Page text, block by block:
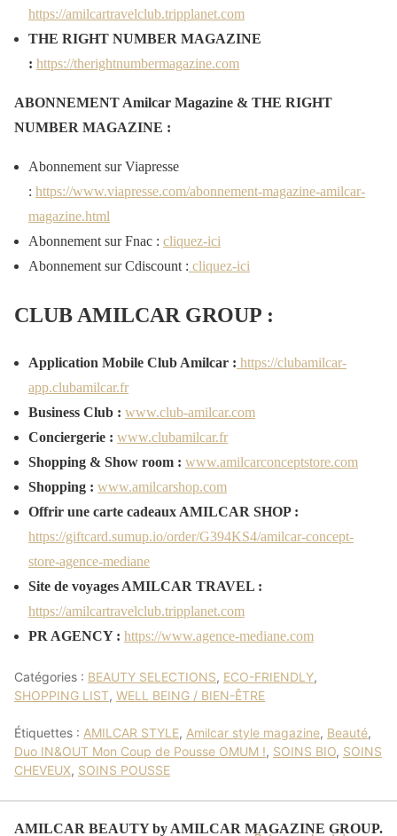
https://amilcartravelclub.tripplanet.com
THE RIGHT NUMBER MAGAZINE
: https://therightnumbermagazine.com
ABONNEMENT Amilcar Magazine & THE RIGHT
NUMBER MAGAZINE :
Abonnement sur Viapresse
: https://www.viapresse.com/abonnement-magazine-amilcar-
magazine.html
Abonnement sur Fnac : cliquez-ici
Abonnement sur Cdiscount : cliquez-ici
CLUB AMILCAR GROUP :
Application Mobile Club Amilcar : https://clubamilcar-
app.clubamilcar.fr
Business Club : www.club-amilcar.com
Conciergerie : www.clubamilcar.fr
Shopping & Show room : www.amilcarconceptstore.com
Shopping : www.amilcarshop.com
Offrir une carte cadeaux AMILCAR SHOP :
https://giftcard.sumup.io/order/G394KS4/amilcar-concept-
store-agence-mediane
Site de voyages AMILCAR TRAVEL :
https://amilcartravelclub.tripplanet.com
PR AGENCY : https://www.agence-mediane.com
Catégories : BEAUTY SELECTIONS, ECO-FRIENDLY,
SHOPPING LIST, WELL BEING / BIEN-ÊTRE
Étiquettes : AMILCAR STYLE, Amilcar style magazine, Beauté,
Duo IN&OUT Mon Coup de Pousse OMUM !, SOINS BIO, SOINS
CHEVEUX, SOINS POUSSE
AMILCAR BEAUTY by AMILCAR MAGAZINE GROUP.